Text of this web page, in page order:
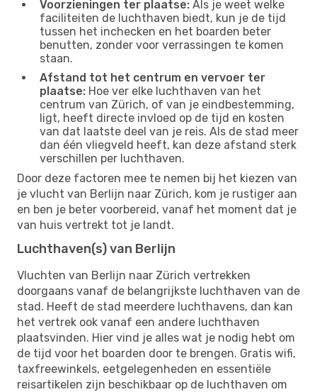
Voorzieningen ter plaatse: Als je weet welke
faciliteiten de luchthaven biedt, kun je de tijd
tussen het inchecken en het boarden beter
benutten, zonder voor verrassingen te komen
staan.
Afstand tot het centrum en vervoer ter
plaatse: Hoe ver elke luchthaven van het
centrum van Zürich, of van je eindbestemming,
ligt, heeft directe invloed op de tijd en kosten
van dat laatste deel van je reis. Als de stad meer
dan één vliegveld heeft, kan deze afstand sterk
verschillen per luchthaven.
Door deze factoren mee te nemen bij het kiezen van
je vlucht van Berlijn naar Zürich, kom je rustiger aan
en ben je beter voorbereid, vanaf het moment dat je
van huis vertrekt tot je landt.
Luchthaven(s) van Berlijn
Vluchten van Berlijn naar Zürich vertrekken
doorgaans vanaf de belangrijkste luchthaven van de
stad. Heeft de stad meerdere luchthavens, dan kan
het vertrek ook vanaf een andere luchthaven
plaatsvinden. Hier vind je alles wat je nodig hebt om
de tijd voor het boarden door te brengen. Gratis wifi,
taxfreewinkels, eetgelegenheden en essentiële
reisartikelen zijn beschikbaar op de luchthaven om